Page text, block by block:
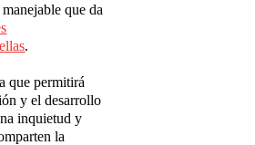
que da
.
que permitirá
y el desarrollo
inquietud y
la